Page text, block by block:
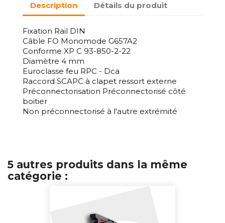
Description Détails du produit
Fixation Rail DIN
Câble FO Monomode G657A2
Conforme XP C 93-850-2-22
Diamètre 4 mm
Euroclasse feu RPC - Dca
Raccord SCAPC à clapet ressort externe
Préconnectorisation Préconnectorisé côté
boitier
Non préconnectorisé à l'autre extrémité
5 autres produits dans la même
catégorie :